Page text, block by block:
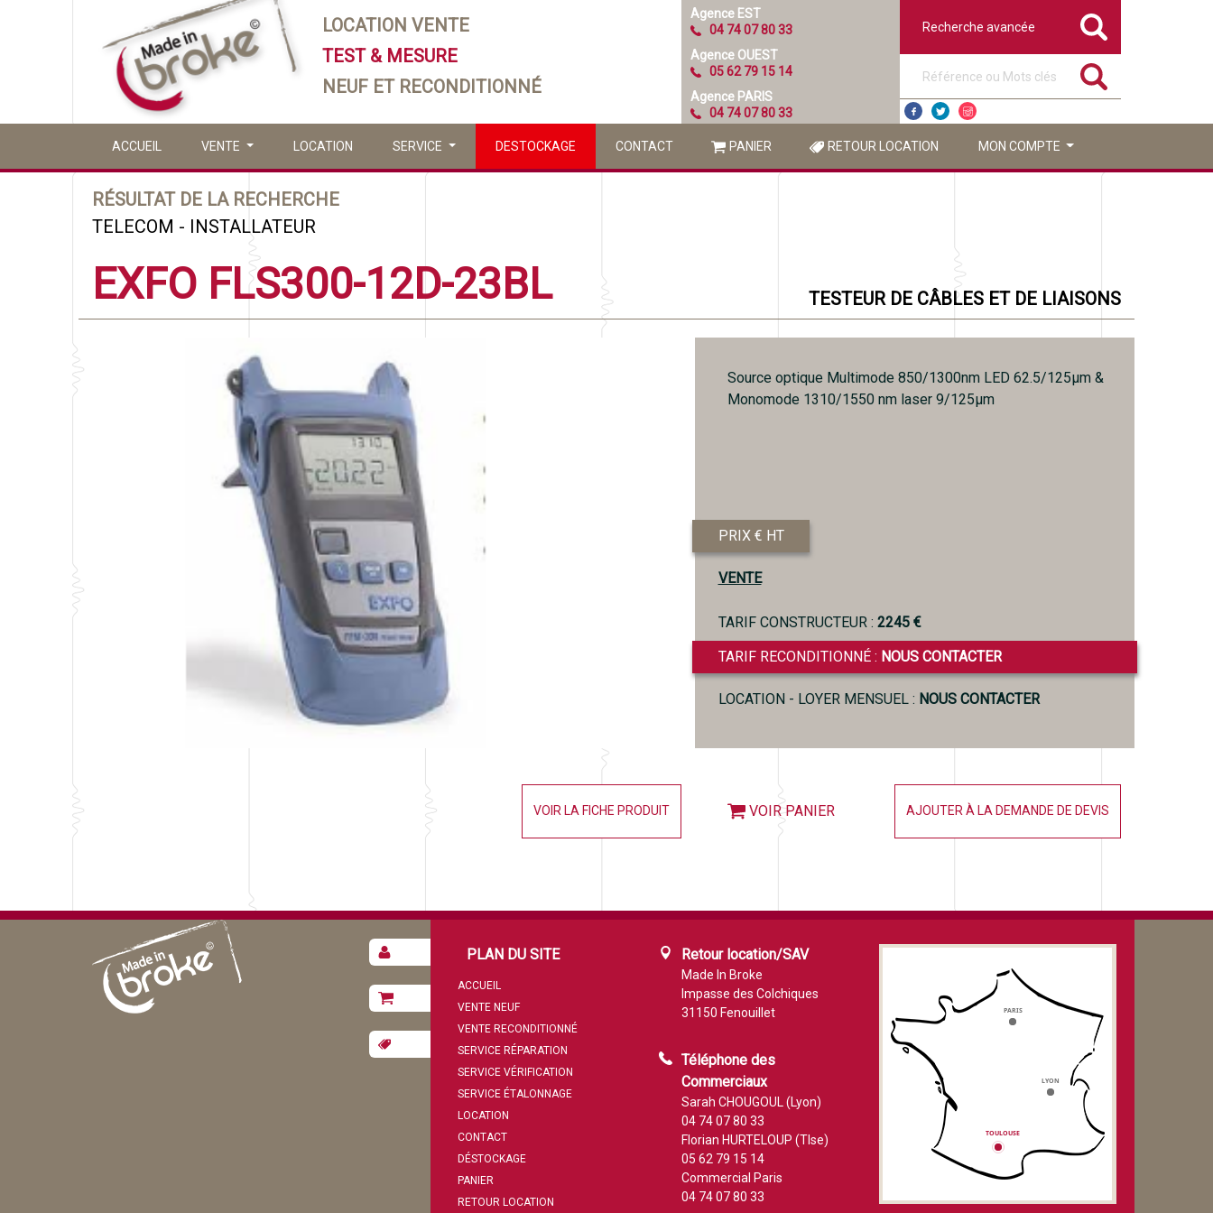
LOCATION VENTE
TEST & MESURE
NEUF ET RECONDITIONNÉ
Agence EST
04 74 07 80 33
Agence OUEST
05 62 79 15 14
Agence PARIS
04 74 07 80 33
Recherche avancée
ACCUEIL VENTE LOCATION SERVICE DESTOCKAGE CONTACT PANIER RETOUR LOCATION MON COMPTE
RÉSULTAT DE LA RECHERCHE
TELECOM - INSTALLATEUR
EXFO FLS300-12D-23BL TESTEUR DE CÂBLES ET DE LIAISONS
Source optique Multimode 850/1300nm LED 62.5/125µm &
Monomode 1310/1550 nm laser 9/125µm
PRIX € HT
VENTE
TARIF CONSTRUCTEUR : 2245 €
TARIF RECONDITIONNÉ : NOUS CONTACTER
LOCATION - LOYER MENSUEL : NOUS CONTACTER
VOIR LA FICHE PRODUIT VOIR PANIER AJOUTER À LA DEMANDE DE DEVIS
PLAN DU SITE
ACCUEIL
VENTE NEUF
VENTE RECONDITIONNÉ
SERVICE RÉPARATION
SERVICE VÉRIFICATION
SERVICE ÉTALONNAGE
LOCATION
CONTACT
DÉSTOCKAGE
PANIER
RETOUR LOCATION
Retour location/SAV
Made In Broke
Impasse des Colchiques
31150 Fenouillet
Téléphone des
Commerciaux
Sarah CHOUGOUL (Lyon)
04 74 07 80 33
Florian HURTELOUP (Tlse)
05 62 79 15 14
Commercial Paris
04 74 07 80 33